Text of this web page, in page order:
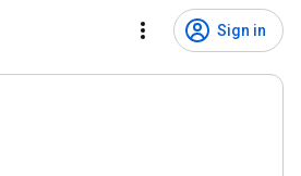
Sign in